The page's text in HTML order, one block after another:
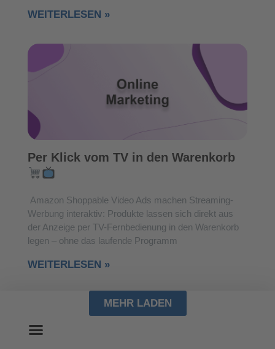
WEITERLESEN »
Per Klick vom TV in den Warenkorb
Amazon Shoppable Video Ads machen Streaming-
Werbung interaktiv: Produkte lassen sich direkt aus
der Anzeige per TV-Fernbedienung in den Warenkorb
legen – ohne das laufende Programm
WEITERLESEN »
MEHR LADEN